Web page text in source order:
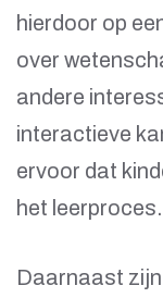
hierdoor op
over
andere
interactieve
ervoor dat
het leerproces.
Daarnaast